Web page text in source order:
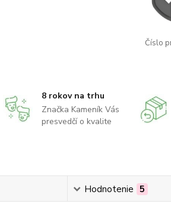
Číslo
8 rokov na trhu
Značka Kameník Vás
presvedčí o kvalite
Hodnotenie 5